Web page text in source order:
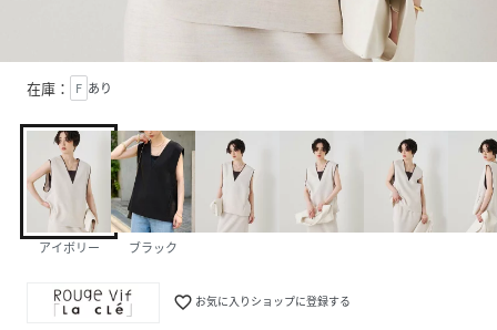
在庫： F あり
アイボリー ブラック
favorite_border お気に入りショップに登録する